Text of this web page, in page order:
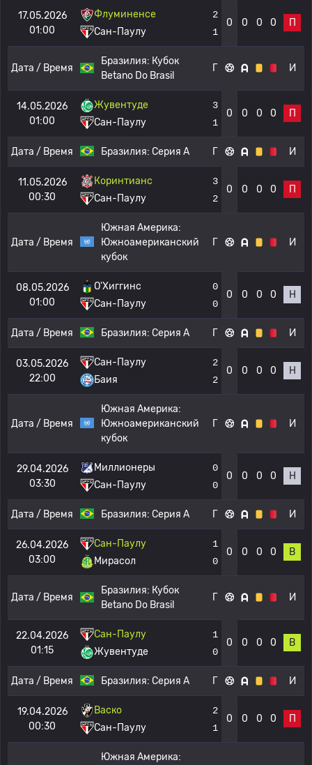
17.05.2026
01:00
Флуминенсе
Сан-Паулу
2
1
0 0 0 0 П
Дата / Время
Бразилия: Кубок
Betano Do Brasil
Г И
14.05.2026
01:00
Жувентуде
Сан-Паулу
3
1
0 0 0 0 П
Дата / Время Бразилия: Серия А Г И
11.05.2026
00:30
Коринтианс
Сан-Паулу
3
2
0 0 0 0 П
Дата / Время
Южная Америка:
Южноамериканский
кубок
Г И
08.05.2026
01:00
О'Хиггинс
Сан-Паулу
0
0
0 0 0 0 Н
Дата / Время Бразилия: Серия А Г И
03.05.2026
22:00
Сан-Паулу
Баия
2
2
0 0 0 0 Н
Дата / Время
Южная Америка:
Южноамериканский
кубок
Г И
29.04.2026
03:30
Миллионеры
Сан-Паулу
0
0
0 0 0 0 Н
Дата / Время Бразилия: Серия А Г И
26.04.2026
03:00
Сан-Паулу
Мирасол
1
0
0 0 0 0 В
Дата / Время
Бразилия: Кубок
Betano Do Brasil
Г И
22.04.2026
01:15
Сан-Паулу
Жувентуде
1
0
0 0 0 0 В
Дата / Время Бразилия: Серия А Г И
19.04.2026
00:30
Васко
Сан-Паулу
2
1
0 0 0 0 П
Южная Америка: